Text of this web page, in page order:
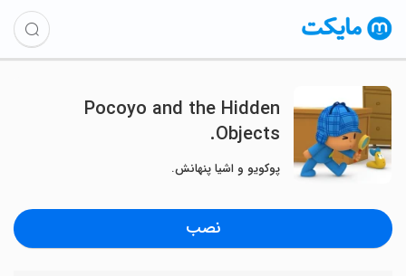
Pocoyo and the Hidden
Objects.
پوکویو و اشیا پنهانش.
نصب